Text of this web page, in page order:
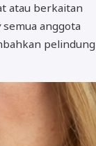
atau berkaitan
semua anggota
pelindung